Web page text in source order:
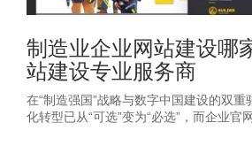
制造业企业网站建设哪
站建设专业服务商
在“制造强国”战略与数字中国建设的双
化转型已从“可选”变为“必选”，而企业